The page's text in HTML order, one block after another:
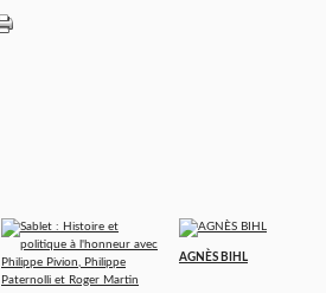
AGNÈS BIHL